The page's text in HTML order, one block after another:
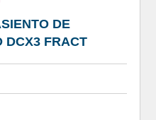
DE
DCX3 FRACT